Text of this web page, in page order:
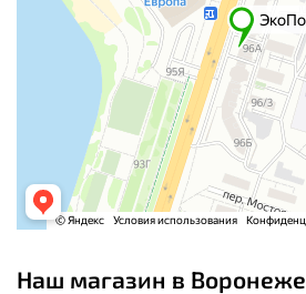
Наш магазин в Воронеже